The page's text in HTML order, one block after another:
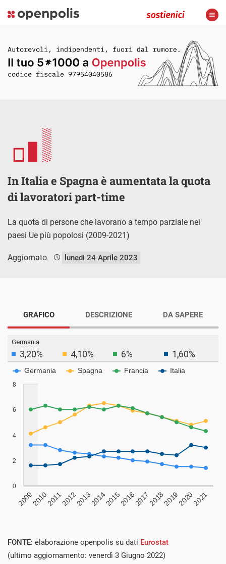
In Italia e Spagna è aumentata la quota
di lavoratori part-time
La quota di persone che lavorano a tempo parziale nei
paesi Ue più popolosi (2009-2021)
Aggiornato lunedì 24 Aprile 2023
GRAFICO DESCRIZIONE DA SAPERE
FONTE: elaborazione openpolis su dati Eurostat
(ultimo aggiornamento: venerdì 3 Giugno 2022)